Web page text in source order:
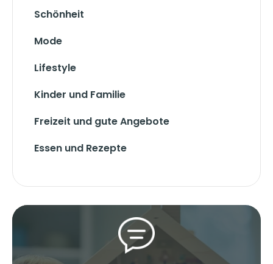
Schönheit
Mode
Lifestyle
Kinder und Familie
Freizeit und gute Angebote
Essen und Rezepte